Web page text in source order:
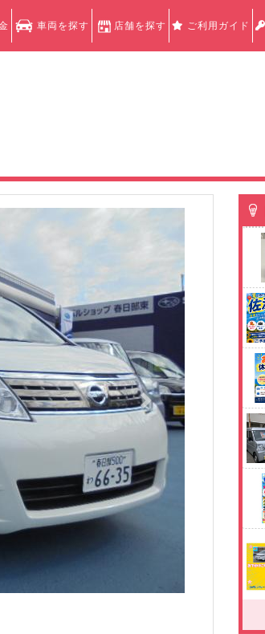
車両を探す 店舗を探す ご利用ガイド
Next